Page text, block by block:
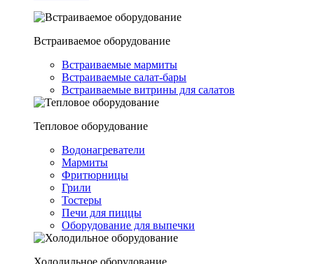
Встраиваемое оборудование
Встраиваемые мармиты
Встраиваемые салат-бары
Встраиваемые витрины для салатов
Тепловое оборудование
Водонагреватели
Мармиты
Фритюрницы
Грили
Тостеры
Печи для пиццы
Оборудование для выпечки
Холодильное оборудование